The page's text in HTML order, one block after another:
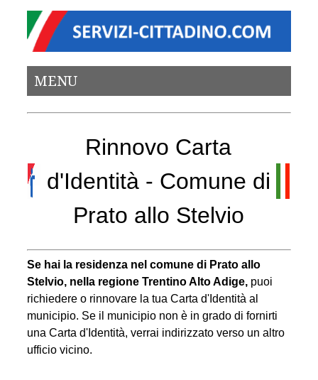
MENU
Rinnovo Carta
d'Identità - Comune di
Prato allo Stelvio
Se hai la residenza nel comune di Prato allo
Stelvio, nella regione Trentino Alto Adige, puoi
richiedere o rinnovare la tua Carta d'Identità al
municipio. Se il municipio non è in grado di fornirti
una Carta d'Identità, verrai indirizzato verso un altro
ufficio vicino.